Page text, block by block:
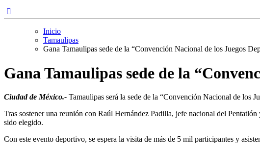
Inicio
Tamaulipas
Gana Tamaulipas sede de la “Convención Nacional de los Juegos
Gana Tamaulipas sede de la
Ciudad de México.- Tamaulipas será la sede de la “Convención Nacional de los
Tras sostener una reunión con Raúl Hernández Padilla, jefe nacional del
sido elegido.
Con este evento deportivo, se espera la visita de más de 5 mil participantes y